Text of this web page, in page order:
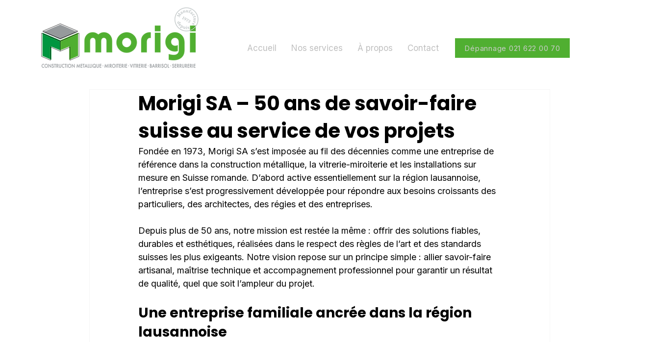
Accueil Nos services À propos Contact Dépannage 021 622 00 70
Morigi SA – 50 ans de savoir-faire
suisse au service de vos projets
Fondée en 1973, Morigi SA s’est imposée au fil des décennies comme une entreprise de
référence dans la construction métallique, la vitrerie-miroiterie et les installations sur
mesure en Suisse romande. D’abord active essentiellement sur la région lausannoise,
l’entreprise s’est progressivement développée pour répondre aux besoins croissants des
particuliers, des architectes, des régies et des entreprises.
Depuis plus de 50 ans, notre mission est restée la même : offrir des solutions fiables,
durables et esthétiques, réalisées dans le respect des règles de l’art et des standards
suisses les plus exigeants. Notre vision repose sur un principe simple : allier savoir-faire
artisanal, maîtrise technique et accompagnement professionnel pour garantir un résultat
de qualité, quel que soit l’ampleur du projet.
Une entreprise familiale ancrée dans la région
lausannoise